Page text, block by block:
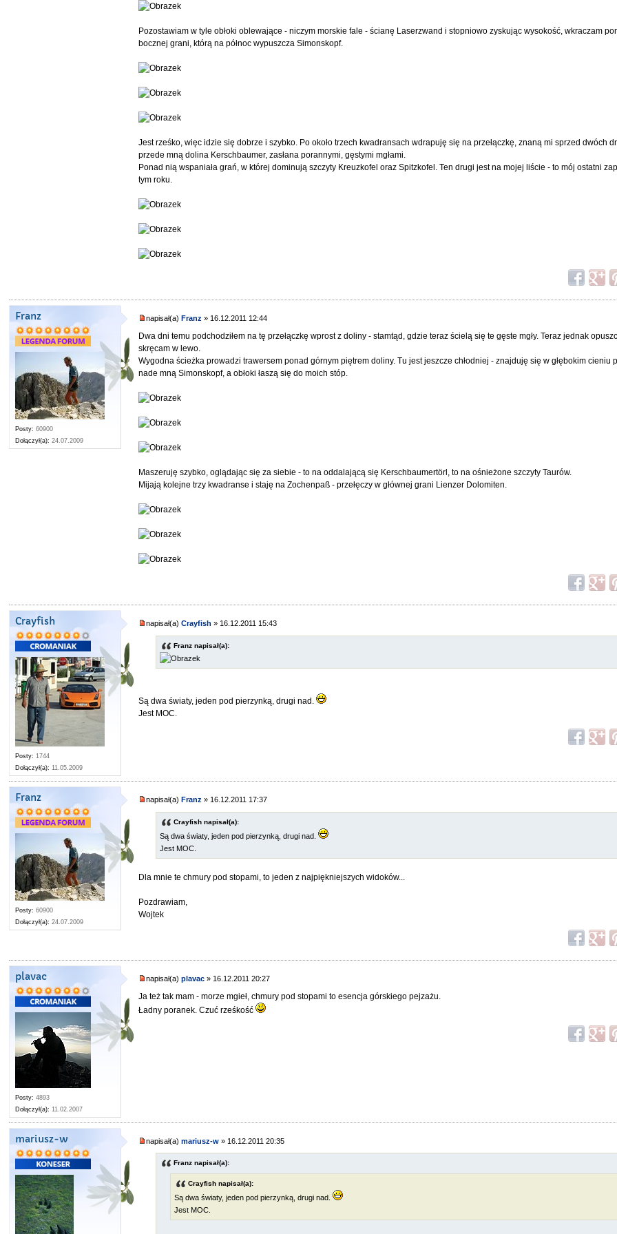
Pozostawiam w tyle obłoki oblewające - niczym morskie fale - ścianę Laserzwand i stopniowo zyskując wysokość, wkraczam
bocznej grani, którą na północ wypuszcza Simonskopf.
Jest rześko, więc idzie się dobrze i szybko. Po około trzech kwadransach wdrapuję się na przełączkę, znaną mi sprzed dwóch
przede mną dolina Kerschbaumer, zasłana porannymi, gęstymi mgłami.
Ponad nią wspaniała grań, w której dominują szczyty Kreuzkofel oraz Spitzkofel. Ten drugi jest na mojej liście - to mój ostatni
tym roku.
Franz
Posty: 60900
Dołączył(a): 24.07.2009
napisał(a)Franz » 16.12.2011 12:44
Dwa dni temu podchodziłem na tę przełączkę wprost z doliny - stamtąd, gdzie teraz ścielą się te gęste mgły. Teraz jednak
skręcam w lewo.
Wygodna ścieżka prowadzi trawersem ponad górnym piętrem doliny. Tu jest jeszcze chłodniej - znajduję się w głębokim cieniu
nade mną Simonskopf, a obłoki łaszą się do moich stóp.
Maszeruję szybko, oglądając się za siebie - to na oddalającą się Kerschbaumertörl, to na ośnieżone szczyty Taurów.
Mijają kolejne trzy kwadranse i staję na Zochenpaß - przełęczy w głównej grani Lienzer Dolomiten.
Crayfish
Posty: 1744
Dołączył(a): 11.05.2009
napisał(a)Crayfish » 16.12.2011 15:43
Franz napisał(a):
Są dwa światy, jeden pod pierzynką, drugi nad.
Jest MOC.
Franz
Posty: 60900
Dołączył(a): 24.07.2009
napisał(a) Franz » 16.12.2011 17:37
Crayfish napisał(a):
Są dwa światy, jeden pod pierzynką, drugi nad.
Jest MOC.
Dla mnie te chmury pod stopami, to jeden z najpiękniejszych widoków...
Pozdrawiam,
Wojtek
plavac
Posty: 4893
Dołączył(a): 11.02.2007
napisał(a)plavac » 16.12.2011 20:27
Ja też tak mam - morze mgieł, chmury pod stopami to esencja górskiego pejzażu.
Ładny poranek. Czuć rześkość
mariusz-w napisał(a)mariusz-w » 16.12.2011 20:35
Franz napisał(a):
Crayfish napisał(a):
Są dwa światy, jeden pod pierzynką, drugi nad.
Jest MOC.